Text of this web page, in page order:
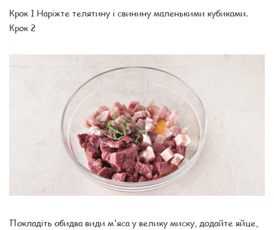
Крок 1 Наріжте телятину і свинину маленькими кубиками.
Крок 2
Покладіть обидва види м'яса у велику миску, додайте яйце,